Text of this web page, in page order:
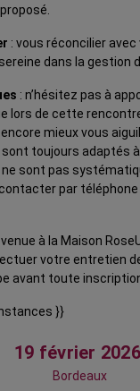
: vous réconcilier
dans la gestion
: n’hésitez pas à
lors de cette
mieux vous
toujours adaptés
sont pas
par téléphone
à la Maison
votre entretien
avant toute
}}
19 février 2026
Bordeaux